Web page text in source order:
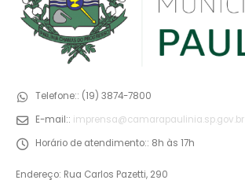
Telefone:: (19) 3874-7800
E-mail:: imprensa@camarapaulinia.sp.gov.br
Horário de atendimento:: 8h às 17h
Endereço: Rua Carlos Pazetti, 290